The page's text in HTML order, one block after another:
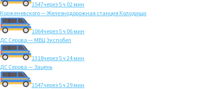
1547через 5 ч 02 мин
Корженевского — Железнодорожная станция Колодищи
1064через 5 ч 06 мин
ДС Серова — МВЦ Экспобел
1318через 5 ч 24 мин
ДС Серова — Зацень
1547через 5 ч 29 мин